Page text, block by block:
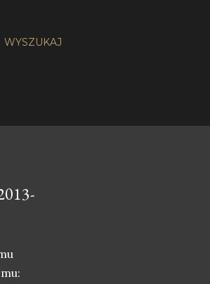
WYSZUKAJ